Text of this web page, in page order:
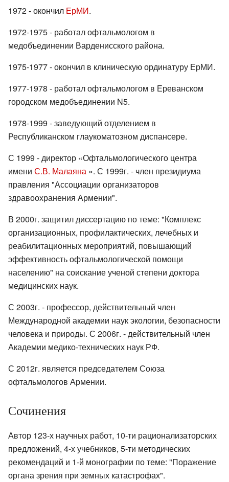
1972 - окончил ЕрМИ.
1972-1975 - работал офтальмологом в
медобъединении Варденисского района.
1975-1977 - окончил в клиническую ординатуру ЕрМИ.
1977-1978 - работал офтальмологом в Ереванском
городском медобъединении N5.
1978-1999 - заведующий отделением в
Республиканском глаукоматозном диспансере.
С 1999 - директор «Офтальмологического центра
имени С.В. Малаяна ». С 1999г. - член президиума
правления "Ассоциации организаторов
здравоохранения Армении".
В 2000г. защитил диссертацию по теме: "Комплекс
организационных, профилактических, лечебных и
реабилитационных мероприятий, повышающий
эффективность офтальмологической помощи
населению" на соискание ученой степени доктора
медицинских наук.
С 2003г. - профессор, действительный член
Международной академии наук экологии, безопасности
человека и природы. С 2006г. - действительный член
Академии медико-технических наук РФ.
С 2012г. является председателем Союза
офтальмологов Армении.
Сочинения
Автор 123-х научных работ, 10-ти рационализаторских
предложений, 4-х учебников, 5-ти методических
рекомендаций и 1-й монографии по теме: "Поражение
органа зрения при земных катастрофах".